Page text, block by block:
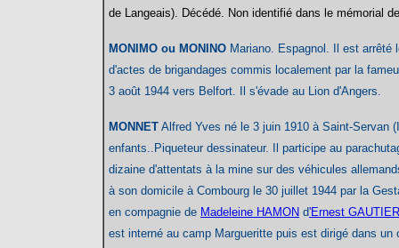
de Langeais). Décédé. Non identifié dans le mémorial
MONIMO ou MONINO Mariano. Espagnol. Il est arrêté
d'actes de brigandages commis localement par la
3 août 1944 vers Belfort. Il s'évade au Lion d'Angers.
MONNET Alfred Yves né le 3 juin 1910 à Saint-Servan
enfants..Piqueteur dessinateur. Il participe au
dizaine d'attentats à la mine sur des véhicules
à son domicile à Combourg le 30 juillet 1944 par la
en compagnie de Madeleine HAMON d'Ernest
est interné au camp Margueritte puis est dirigé dans